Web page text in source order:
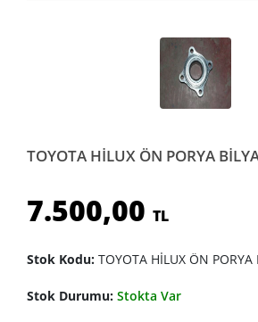
TOYOTA HİLUX ÖN PORYA
7.500,00 TL
Stok Kodu: TOYOTA HİLUX ÖN PORYA
Stok Durumu: Stokta Var